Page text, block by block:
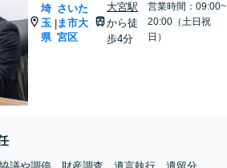
埼
玉
県
|
さいた
ま市大
宮区
大宮駅
から徒
歩4分
営業時間：09:00~
20:00（土日祝
日）